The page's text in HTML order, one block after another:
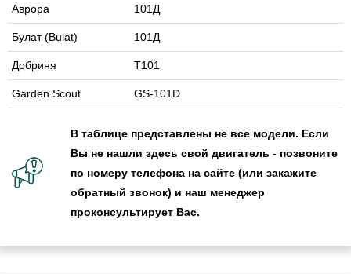
Аврора 101Д
Булат (Bulat) 101Д
Добриня Т101
Garden Scout GS-101D
В таблице представлены не все модели. Если
Вы не нашли здесь свой двигатель - позвоните
по номеру телефона на сайте (или закажите
обратный звонок) и наш менеджер
проконсультирует Вас.